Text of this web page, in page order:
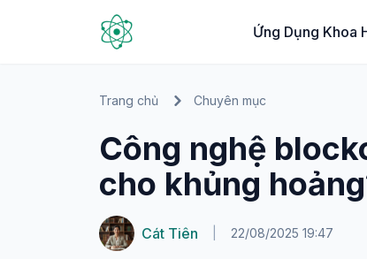
Ứng Dụng Khoa
Trang chủ Chuyên mục
Công nghệ
cho khủng
Cát Tiên 22/08/2025 19:47